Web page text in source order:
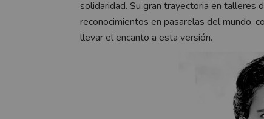
solidaridad. Su gran trayectoria en talleres
reconocimientos en pasarelas del mundo,
llevar el encanto a esta versión.